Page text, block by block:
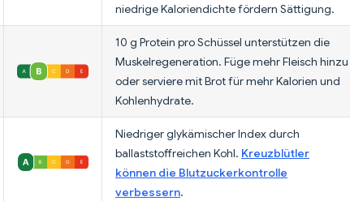
niedrige Kaloriendichte fördern Sättigung.
10 g Protein pro Schüssel unterstützen die
Muskelregeneration. Füge mehr Fleisch hinzu
oder serviere mit Brot für mehr Kalorien und
Kohlenhydrate.
Niedriger glykämischer Index durch
ballaststoffreichen Kohl. Kreuzblütler
können die Blutzuckerkontrolle
verbessern.